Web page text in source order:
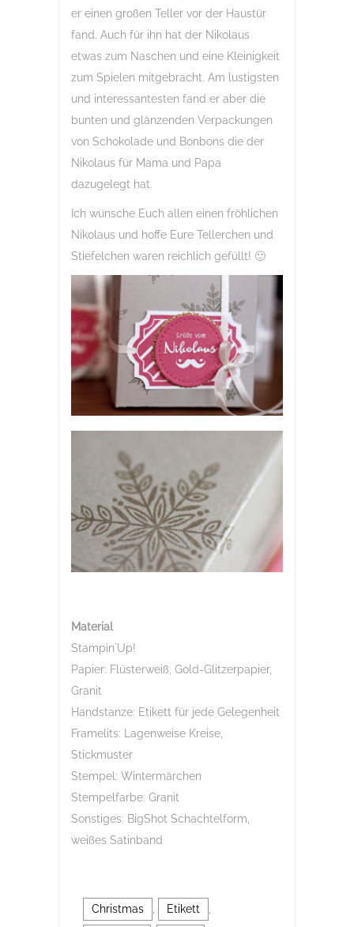
er einen großen Teller vor der Haustür
fand. Auch für ihn hat der Nikolaus
etwas zum Naschen und eine Kleinigkeit
zum Spielen mitgebracht. Am lustigsten
und interessantesten fand er aber die
bunten und glänzenden Verpackungen
von Schokolade und Bonbons die der
Nikolaus für Mama und Papa
dazugelegt hat.
Ich wünsche Euch allen einen fröhlichen
Nikolaus und hoffe Eure Tellerchen und
Stiefelchen waren reichlich gefüllt! 🙂
Material
Stampin´Up!
Papier: Flüsterweiß, Gold-Glitzerpapier,
Granit
Handstanze: Etikett für jede Gelegenheit
Framelits: Lagenweise Kreise,
Stickmuster
Stempel: Wintermärchen
Stempelfarbe: Granit
Sonstiges: BigShot Schachtelform,
weißes Satinband
Christmas Etikett